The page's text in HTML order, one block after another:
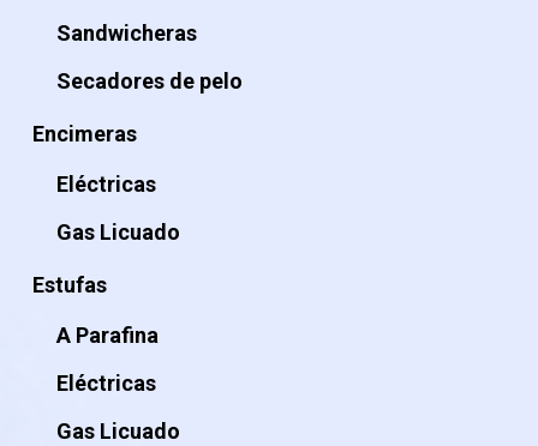
Sandwicheras
Secadores de pelo
Encimeras
Eléctricas
Gas Licuado
Estufas
A Parafina
Eléctricas
Gas Licuado